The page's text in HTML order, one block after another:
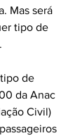
Mas será
tipo de
de
da Anac
Civil)